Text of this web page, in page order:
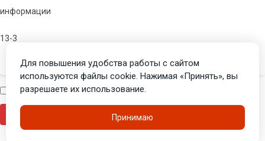
информации
13-3
Я человек
Для повышения удобства работы с сайтом
используются файлы cookie. Нажимая «Принять», вы
разрешаете их использование.
Принимаю